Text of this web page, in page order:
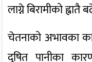
लाग्ने बिरामीको ह्वातै
चेतनाको अभावका
दूषित पानीका